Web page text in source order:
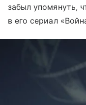
забыл упомянуть,
в его сериал